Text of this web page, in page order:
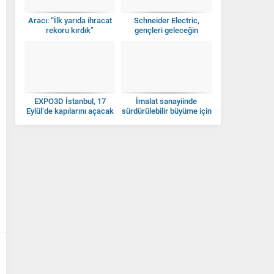
Aracı: “İlk yarıda ihracat
rekoru kırdık”
Schneider Electric,
gençleri geleceğin
EXPO3D İstanbul, 17
Eylül’de kapılarını açacak
İmalat sanayiinde
sürdürülebilir büyüme için